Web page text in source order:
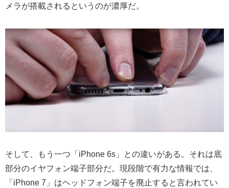
メラが搭載されるというのが濃厚だ。
そして、もう一つ「iPhone 6s」との違いがある。それは底
部分のイヤフォン端子部分だ。現段階で有力な情報では、
「iPhone 7」はヘッドフォン端子を廃止すると言われてい